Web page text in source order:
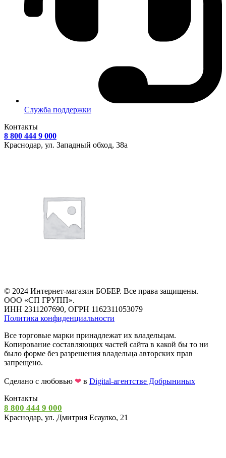
Служба поддержки
Контакты
8 800 444 9 000
Краснодар, ул. Западный обход, 38а
© 2024 Интернет-магазин БОБЕР. Все права защищены.
ООО «СП ГРУПП».
ИНН 2311207690, ОГРН 1162311053079
Политика конфиденциальности
Все торговые марки принадлежат их владельцам.
Копирование составляющих частей сайта в какой бы то ни
было форме без разрешения владельца авторских прав
запрещено.
Сделано с любовью ❤ в Digital-агентстве Добрыниных
Контакты
8 800 444 9 000
Краснодар, ул. Дмитрия Есаулко, 21